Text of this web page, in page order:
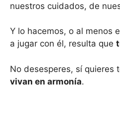
nuestros cuidados, de
Y lo hacemos, o al menos
a jugar con él, resulta que
No desesperes, sí quieres
vivan en armonía.